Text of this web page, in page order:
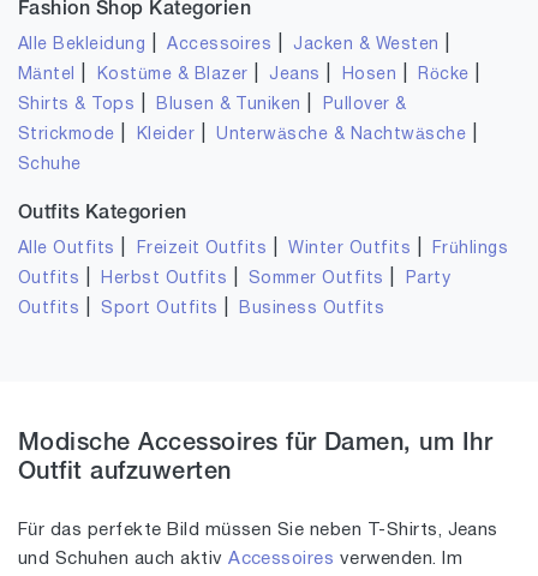
Fashion Shop Kategorien
Alle Bekleidung |Accessoires Jacken & Westen
Mäntel Kostüme & Blazer Jeans Hosen Röcke
Shirts & Tops Blusen & Tuniken
Pullover &
Strickmode
Kleider |Unterwäsche & Nachtwäsche
Schuhe
Outfits Kategorien
Alle Outfits Freizeit Outfits |Winter Outfits
Frühlings
Outfits
Herbst Outfits Sommer Outfits
Party
Outfits
Sport Outfits Business Outfits
Modische Accessoires für Damen, um Ihr
Outfit aufzuwerten
Für das perfekte Bild müssen Sie neben T-Shirts, Jeans
und Schuhen auch aktivAccessoires verwenden. Im